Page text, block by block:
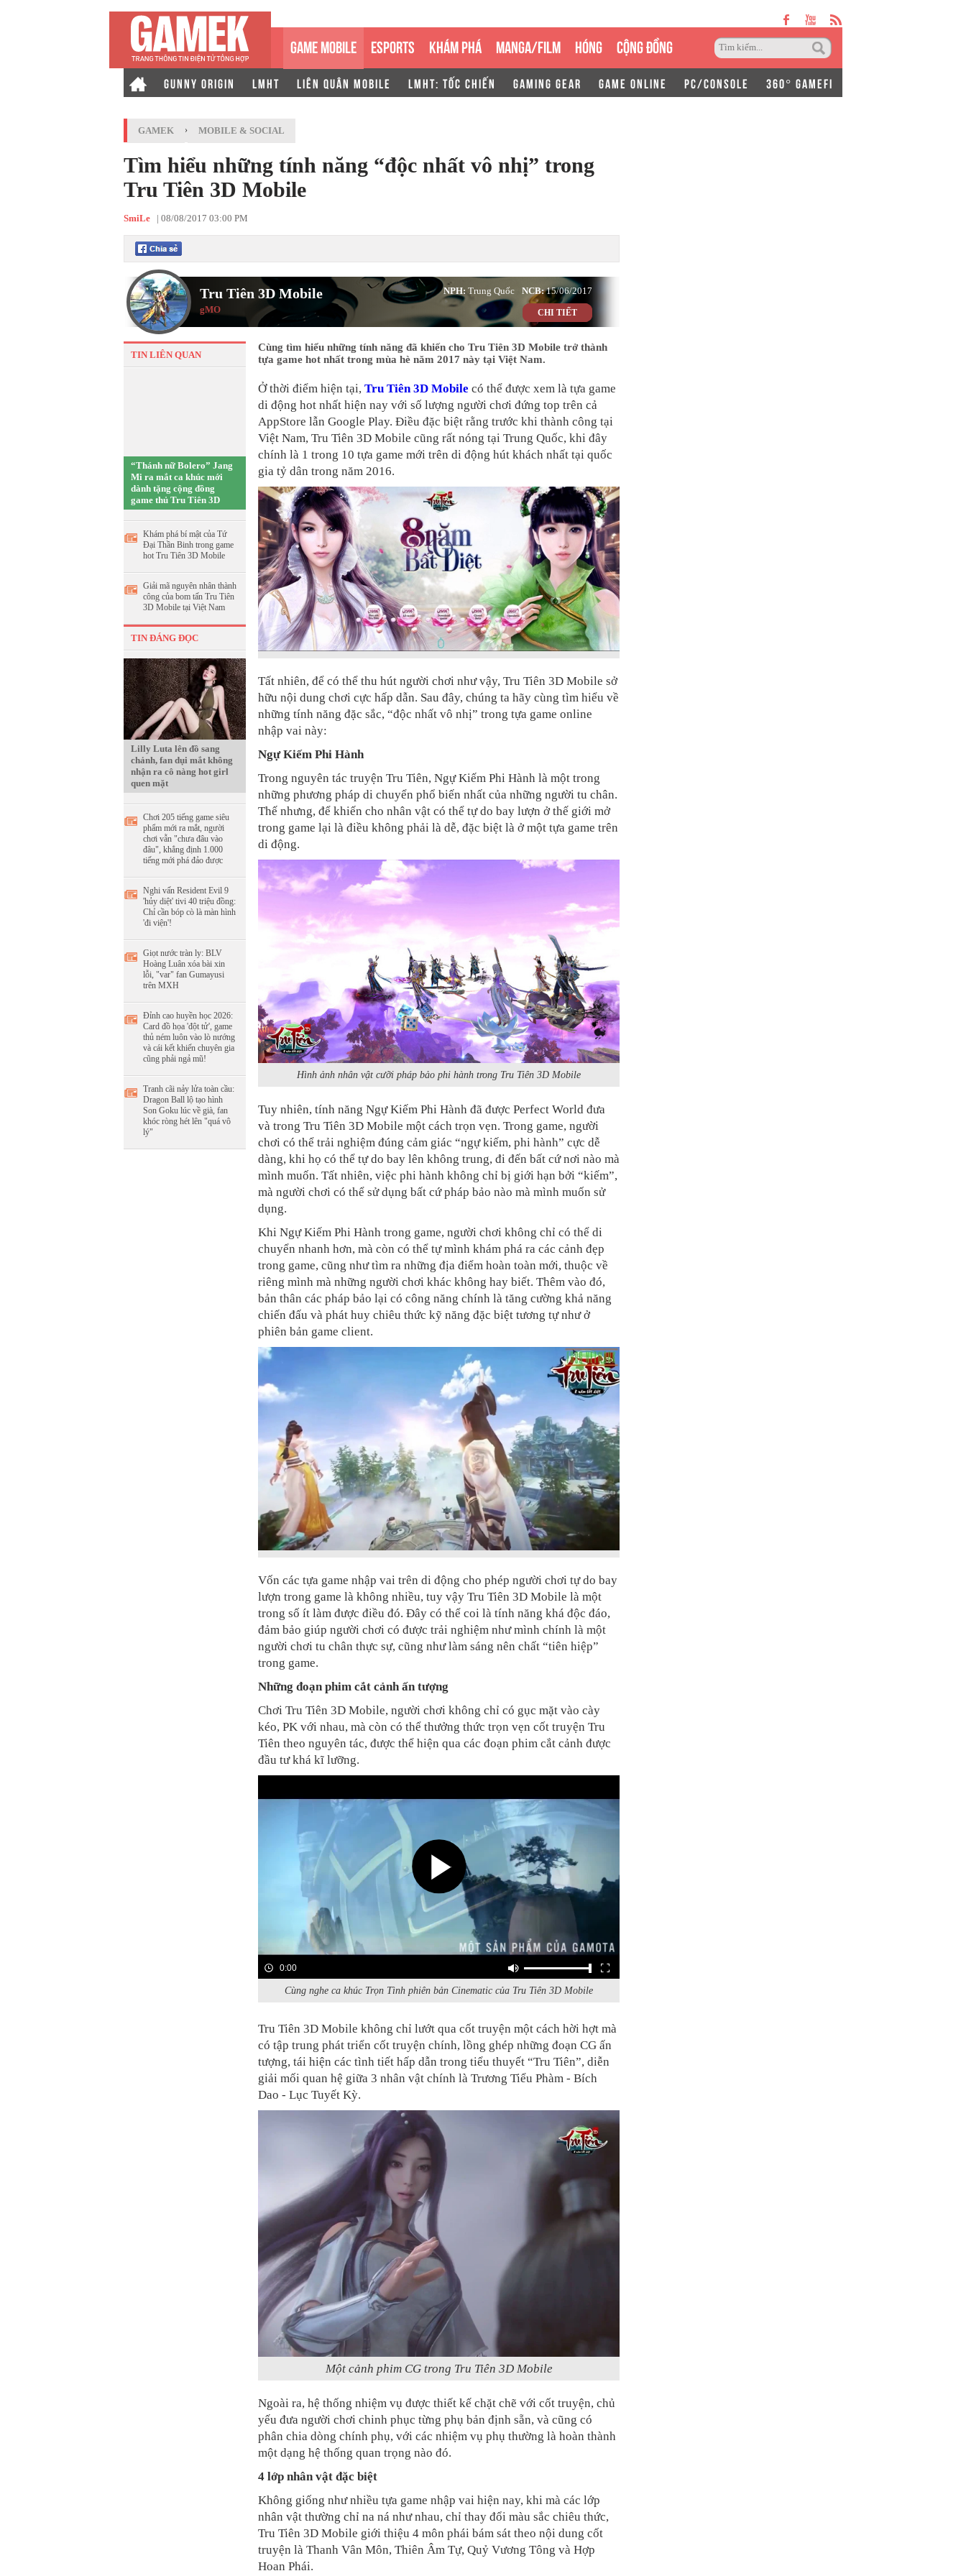
GAME MOBILE ESPORTS KHÁM PHÁ MANGA/FILM HÓNG CỘNG ĐỒNG
GUNNY ORIGIN LMHT LIÊN QUÂN MOBILE LMHT: TỐC CHIẾN GAMING GEAR GAME ONLINE PC/CONSOLE 360° GAMEFI
GAMEK › MOBILE & SOCIAL
Tìm hiểu những tính năng “độc nhất vô nhị” trong
Tru Tiên 3D Mobile
SmiLe | 08/08/2017 03:00 PM
Tru Tiên 3D Mobile
gMO
15/06/2017
NCB:
Trung Quốc
NPH:
CHI TIẾT
TIN LIÊN QUAN
“Thánh nữ Bolero” Jang
Mi ra mắt ca khúc mới
dành tặng cộng đồng
game thủ Tru Tiên 3D
Khám phá bí mật của Tứ
Đại Thần Binh trong game
hot Tru Tiên 3D Mobile
Giải mã nguyên nhân thành
công của bom tấn Tru Tiên
3D Mobile tại Việt Nam
TIN ĐÁNG ĐỌC
Lilly Luta lên đồ sang
chảnh, fan dụi mắt không
nhận ra cô nàng hot girl
quen mặt
Chơi 205 tiếng game siêu
phẩm mới ra mắt, người
chơi vẫn "chưa đâu vào
đâu", khẳng định 1.000
tiếng mới phá đảo được
Nghi vấn Resident Evil 9
'hủy diệt' tivi 40 triệu đồng:
Chỉ cần bóp cò là màn hình
'đi viện'!
Giọt nước tràn ly: BLV
Hoàng Luân xóa bài xin
lỗi, "var" fan Gumayusi
trên MXH
Đỉnh cao huyền học 2026:
Card đồ họa 'đột tử', game
thủ ném luôn vào lò nướng
và cái kết khiến chuyên gia
cũng phải ngả mũ!
Tranh cãi nảy lửa toàn cầu:
Dragon Ball lộ tạo hình
Son Goku lúc về già, fan
khóc ròng hét lên "quá vô
lý"
Cùng tìm hiểu những tính năng đã khiến cho Tru Tiên 3D Mobile trở thành
tựa game hot nhất trong mùa hè năm 2017 này tại Việt Nam.
Ở thời điểm hiện tại, Tru Tiên 3D Mobile có thể được xem là tựa game
di động hot nhất hiện nay với số lượng người chơi đứng top trên cả
AppStore lẫn Google Play. Điều đặc biệt rằng trước khi thành công tại
Việt Nam, Tru Tiên 3D Mobile cũng rất nóng tại Trung Quốc, khi đây
chính là 1 trong 10 tựa game mới trên di động hút khách nhất tại quốc
gia tỷ dân trong năm 2016.
Tất nhiên, để có thể thu hút người chơi như vậy, Tru Tiên 3D Mobile sở
hữu nội dung chơi cực hấp dẫn. Sau đây, chúng ta hãy cùng tìm hiểu về
những tính năng đặc sắc, “độc nhất vô nhị” trong tựa game online
nhập vai này:
Ngự Kiếm Phi Hành
Trong nguyên tác truyện Tru Tiên, Ngự Kiếm Phi Hành là một trong
những phương pháp di chuyển phổ biến nhất của những người tu chân.
Thế nhưng, để khiến cho nhân vật có thể tự do bay lượn ở thế giới mở
trong game lại là điều không phải là dễ, đặc biệt là ở một tựa game trên
di động.
Hình ảnh nhân vật cưỡi pháp bảo phi hành trong Tru Tiên 3D Mobile
Tuy nhiên, tính năng Ngự Kiếm Phi Hành đã được Perfect World đưa
và trong Tru Tiên 3D Mobile một cách trọn vẹn. Trong game, người
chơi có thể trải nghiệm đúng cảm giác “ngự kiếm, phi hành” cực dễ
dàng, khi họ có thể tự do bay lên không trung, đi đến bất cứ nơi nào mà
mình muốn. Tất nhiên, việc phi hành không chỉ bị giới hạn bởi “kiếm”,
mà người chơi có thể sử dụng bất cứ pháp bảo nào mà mình muốn sử
dụng.
Khi Ngự Kiếm Phi Hành trong game, người chơi không chỉ có thể di
chuyển nhanh hơn, mà còn có thể tự mình khám phá ra các cảnh đẹp
trong game, cũng như tìm ra những địa điểm hoàn toàn mới, thuộc về
riêng mình mà những người chơi khác không hay biết. Thêm vào đó,
bản thân các pháp bảo lại có công năng chính là tăng cường khả năng
chiến đấu và phát huy chiêu thức kỹ năng đặc biệt tương tự như ở
phiên bản game client.
Vốn các tựa game nhập vai trên di động cho phép người chơi tự do bay
lượn trong game là không nhiều, tuy vậy Tru Tiên 3D Mobile là một
trong số ít làm được điều đó. Đây có thể coi là tính năng khá độc đáo,
đảm bảo giúp người chơi có được trải nghiệm như mình chính là một
người chơi tu chân thực sự, cũng như làm sáng nên chất “tiên hiệp”
trong game.
Những đoạn phim cắt cảnh ấn tượng
Chơi Tru Tiên 3D Mobile, người chơi không chỉ có gục mặt vào cày
kéo, PK với nhau, mà còn có thể thưởng thức trọn vẹn cốt truyện Tru
Tiên theo nguyên tác, được thể hiện qua các đoạn phim cắt cảnh được
đầu tư khá kĩ lưỡng.
0:00
Cùng nghe ca khúc Trọn Tình phiên bản Cinematic của Tru Tiên 3D Mobile
Tru Tiên 3D Mobile không chỉ lướt qua cốt truyện một cách hời hợt mà
có tập trung phát triển cốt truyện chính, lồng ghép những đoạn CG ấn
tượng, tái hiện các tình tiết hấp dẫn trong tiểu thuyết “Tru Tiên”, diễn
giải mối quan hệ giữa 3 nhân vật chính là Trương Tiểu Phàm - Bích
Dao - Lục Tuyết Kỳ.
Một cảnh phim CG trong Tru Tiên 3D Mobile
Ngoài ra, hệ thống nhiệm vụ được thiết kế chặt chẽ với cốt truyện, chủ
yếu đưa người chơi chinh phục từng phụ bản định sẵn, và cũng có
phân chia dòng chính phụ, với các nhiệm vụ phụ thường là hoàn thành
một dạng hệ thống quan trọng nào đó.
4 lớp nhân vật đặc biệt
Không giống như nhiều tựa game nhập vai hiện nay, khi mà các lớp
nhân vật thường chỉ na ná như nhau, chỉ thay đổi màu sắc chiêu thức,
Tru Tiên 3D Mobile giới thiệu 4 môn phái bám sát theo nội dung cốt
truyện là Thanh Vân Môn, Thiên Âm Tự, Quỷ Vương Tông và Hợp
Hoan Phái.